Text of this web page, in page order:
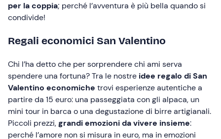
per la coppia; perché l’avventura è più bella quando si
condivide!
Regali economici San Valentino
Chi l’ha detto che per sorprendere chi ami serva
spendere una fortuna? Tra le nostre idee regalo di San
Valentino economiche trovi esperienze autentiche a
partire da 15 euro: una passeggiata con gli alpaca, un
mini tour in barca o una degustazione di birre artigianali.
Piccoli prezzi,grandi emozioni da vivere insieme:
perché l’amore non si misura in euro, ma in emozioni